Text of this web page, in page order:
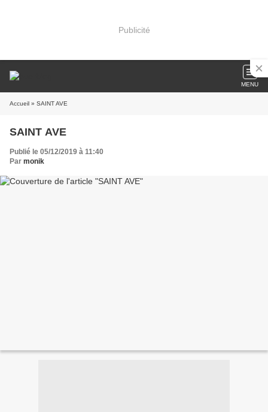
Publicité
MENU
Accueil » SAINT AVE
SAINT AVE
Publié le 05/12/2019 à 11:40
Par monik